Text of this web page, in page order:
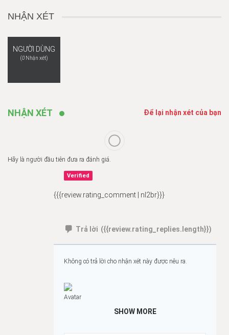
NHẬN XÉT
NGƯỜI DÙNG
(0Nhận xét)
NHẬN XÉT Để lại nhận xét của bạn
Hãy là người đầu tiên đưa ra đánh giá.
Verified
{{{review.rating_comment | nl2br}}}
Trả lời ({{review.rating_replies.length}})
Không có trả lời cho nhận xét này được nêu ra.
SHOW MORE